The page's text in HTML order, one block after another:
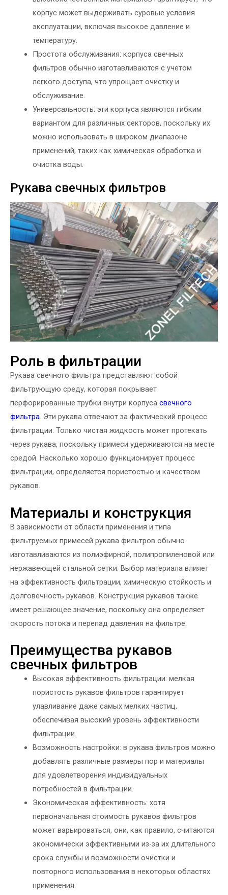
корпус может выдерживать суровые условия
эксплуатации, включая высокое давление и
температуру.
Простота обслуживания: корпуса свечных
фильтров обычно изготавливаются с учетом
легкого доступа, что упрощает очистку и
обслуживание.
Универсальность: эти корпуса являются гибким
вариантом для различных секторов, поскольку их
можно использовать в широком диапазоне
применений, таких как химическая обработка и
очистка воды.
Рукава свечных фильтров
Роль в фильтрации
Рукава свечного фильтра представляют собой
фильтрующую среду, которая покрывает
перфорированные трубки внутри корпуса свечного
фильтра. Эти рукава отвечают за фактический процесс
фильтрации. Только чистая жидкость может протекать
через рукава, поскольку примеси удерживаются на месте
средой. Насколько хорошо функционирует процесс
фильтрации, определяется пористостью и качеством
рукавов.
Материалы и конструкция
В зависимости от области применения и типа
фильтруемых примесей рукава фильтров обычно
изготавливаются из полиэфирной, полипропиленовой или
нержавеющей стальной сетки. Выбор материала влияет
на эффективность фильтрации, химическую стойкость и
долговечность рукавов. Конструкция рукавов также
имеет решающее значение, поскольку она определяет
скорость потока и перепад давления на фильтре.
Преимущества рукавов
свечных фильтров
Высокая эффективность фильтрации: мелкая
пористость рукавов фильтров гарантирует
улавливание даже самых мелких частиц,
обеспечивая высокий уровень эффективности
фильтрации.
Возможность настройки: в рукава фильтров можно
добавлять различные размеры пор и материалы
для удовлетворения индивидуальных
потребностей в фильтрации.
Экономическая эффективность: хотя
первоначальная стоимость рукавов фильтров
может варьироваться, они, как правило, считаются
экономически эффективными из-за их длительного
срока службы и возможности очистки и
повторного использования в некоторых областях
применения.